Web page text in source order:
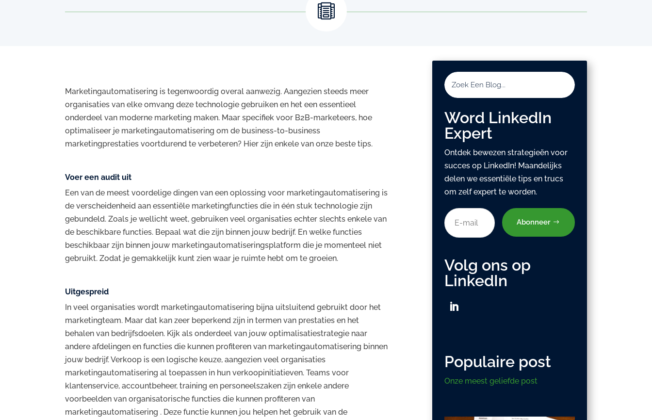

Marketingautomatisering is tegenwoordig overal aanwezig. Aangezien steeds meer
organisaties van elke omvang deze technologie gebruiken en het een essentieel
onderdeel van moderne marketing maken. Maar specifiek voor B2B-marketeers, hoe
optimaliseer je marketingautomatisering om de business-to-business
marketingprestaties voortdurend te verbeteren? Hier zijn enkele van onze beste tips.
Voer een audit uit
Een van de meest voordelige dingen van een oplossing voor marketingautomatisering is
de verscheidenheid aan essentiële marketingfuncties die in één stuk technologie zijn
gebundeld. Zoals je wellicht weet, gebruiken veel organisaties echter slechts enkele van
de beschikbare functies. Bepaal wat die zijn binnen jouw bedrijf. En welke functies
beschikbaar zijn binnen jouw marketingautomatiseringsplatform die je momenteel niet
gebruikt. Zodat je gemakkelijk kunt zien waar je ruimte hebt om te groeien.
Uitgespreid
In veel organisaties wordt marketingautomatisering bijna uitsluitend gebruikt door het
marketingteam. Maar dat kan zeer beperkend zijn in termen van prestaties en het
behalen van bedrijfsdoelen. Kijk als onderdeel van jouw optimalisatiestrategie naar
andere afdelingen en functies die kunnen profiteren van marketingautomatisering binnen
jouw bedrijf. Verkoop is een logische keuze, aangezien veel organisaties
marketingautomatisering al toepassen in hun verkoopinitiatieven. Teams voor
klantenservice, accountbeheer, training en personeelszaken zijn enkele andere
voorbeelden van organisatorische functies die kunnen profiteren van
marketingautomatisering . Deze functie kunnen jou helpen het gebruik van de
Word LinkedIn
Expert
Ontdek bewezen strategieën voor
succes op LinkedIn! Maandelijks
delen we essentiële tips en trucs
om zelf expert te worden.
Abonneer
Volg ons op
LinkedIn
Populaire post
Onze meest geliefde post